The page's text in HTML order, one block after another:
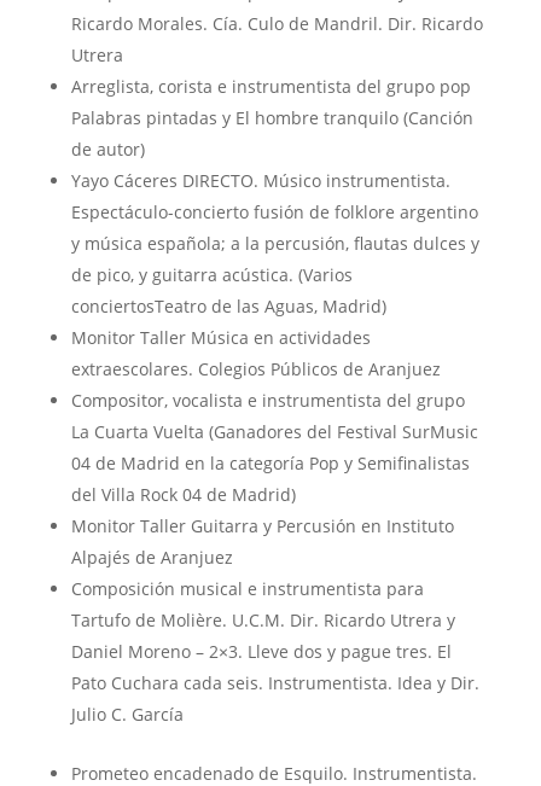
Ricardo Morales. Cía. Culo de Mandril. Dir. Ricardo
Utrera
Arreglista, corista e instrumentista del grupo pop
Palabras pintadas y El hombre tranquilo (Canción
de autor)
Yayo Cáceres DIRECTO. Músico instrumentista.
Espectáculo-concierto fusión de folklore argentino
y música española; a la percusión, flautas dulces y
de pico, y guitarra acústica. (Varios
conciertosTeatro de las Aguas, Madrid)
Monitor Taller Música en actividades
extraescolares. Colegios Públicos de Aranjuez
Compositor, vocalista e instrumentista del grupo
La Cuarta Vuelta (Ganadores del Festival SurMusic
04 de Madrid en la categoría Pop y Semifinalistas
del Villa Rock 04 de Madrid)
Monitor Taller Guitarra y Percusión en Instituto
Alpajés de Aranjuez
Composición musical e instrumentista para
Tartufo de Molière. U.C.M. Dir. Ricardo Utrera y
Daniel Moreno – 2×3. Lleve dos y pague tres. El
Pato Cuchara cada seis. Instrumentista. Idea y Dir.
Julio C. García
Prometeo encadenado de Esquilo. Instrumentista.